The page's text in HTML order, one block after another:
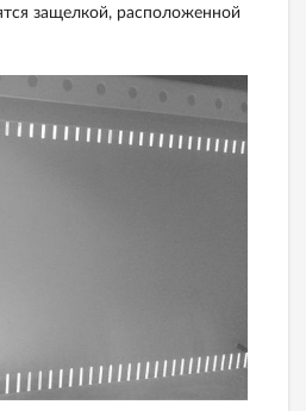
защелкой, расположенной